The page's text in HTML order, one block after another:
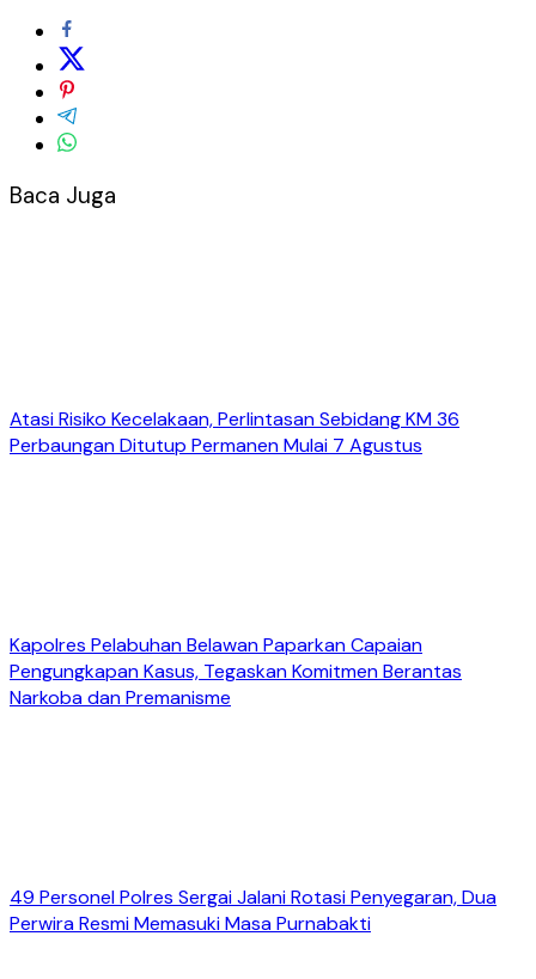
Baca Juga
Atasi Risiko Kecelakaan, Perlintasan Sebidang KM 36
Perbaungan Ditutup Permanen Mulai 7 Agustus
Kapolres Pelabuhan Belawan Paparkan Capaian
Pengungkapan Kasus, Tegaskan Komitmen Berantas
Narkoba dan Premanisme
49 Personel Polres Sergai Jalani Rotasi Penyegaran, Dua
Perwira Resmi Memasuki Masa Purnabakti